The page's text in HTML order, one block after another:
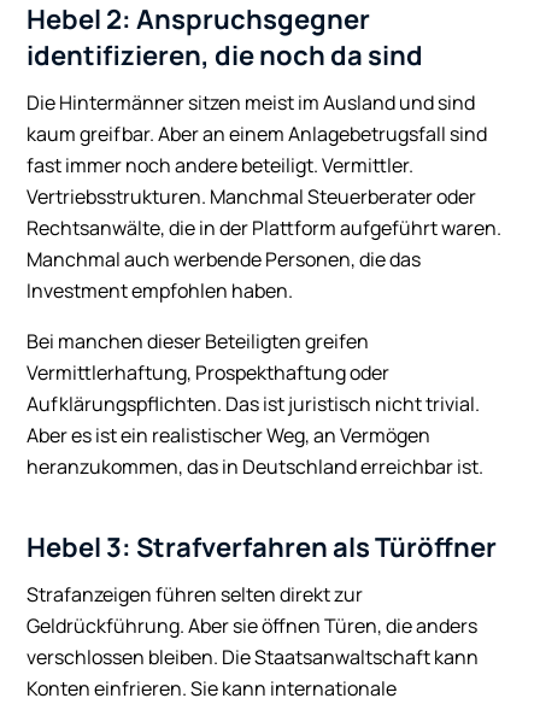
Hebel 2: Anspruchsgegner
identifizieren, die noch da sind
Die Hintermänner sitzen meist im Ausland und sind
kaum greifbar. Aber an einem Anlagebetrugsfall sind
fast immer noch andere beteiligt. Vermittler.
Vertriebsstrukturen. Manchmal Steuerberater oder
Rechtsanwälte, die in der Plattform aufgeführt waren.
Manchmal auch werbende Personen, die das
Investment empfohlen haben.
Bei manchen dieser Beteiligten greifen
Vermittlerhaftung, Prospekthaftung oder
Aufklärungspflichten. Das ist juristisch nicht trivial.
Aber es ist ein realistischer Weg, an Vermögen
heranzukommen, das in Deutschland erreichbar ist.
Hebel 3: Strafverfahren als Türöffner
Strafanzeigen führen selten direkt zur
Geldrückführung. Aber sie öffnen Türen, die anders
verschlossen bleiben. Die Staatsanwaltschaft kann
Konten einfrieren. Sie kann internationale